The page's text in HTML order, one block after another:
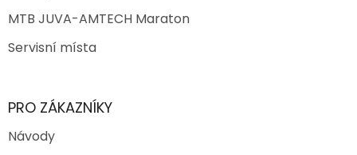
MTB JUVA-AMTECH Maraton
Servisní místa
PRO ZÁKAZNÍKY
Návody